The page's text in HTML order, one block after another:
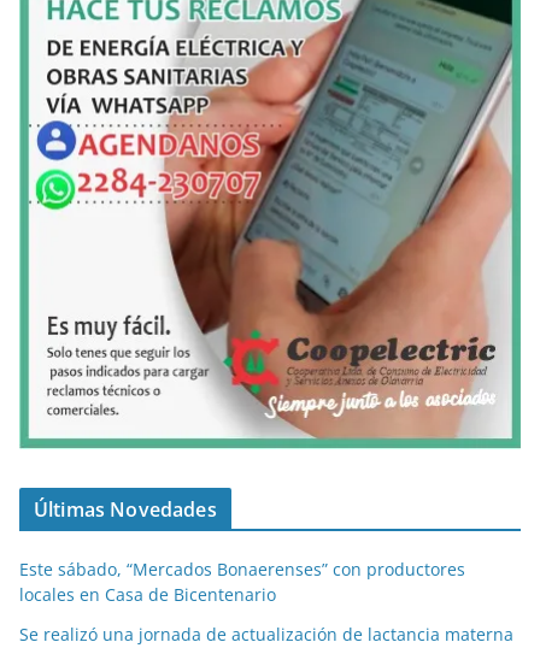
Últimas Novedades
Este sábado, “Mercados Bonaerenses” con productores
locales en Casa de Bicentenario
Se realizó una jornada de actualización de lactancia materna